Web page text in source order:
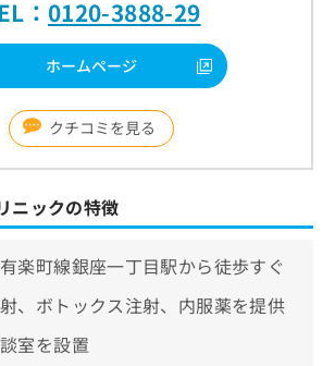
： 0120-3888-29
ホームページ
クチコミを見る
ニックの特徴
楽町線銀座一丁目駅から徒歩すぐ
、ボトックス注射、内服薬を提供
室を設置